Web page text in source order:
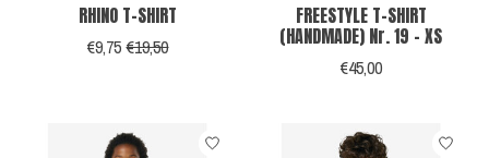
RHINO T-SHIRT
€9,75 €19,50
FREESTYLE T-SHIRT
(HANDMADE) Nr. 19 - XS
€45,00